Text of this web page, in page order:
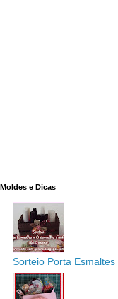
Moldes e Dicas
Sorteio Porta